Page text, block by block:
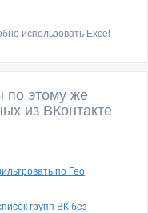
использовать Excel
по этому же
из ВКонтакте
по Гео
групп ВК без